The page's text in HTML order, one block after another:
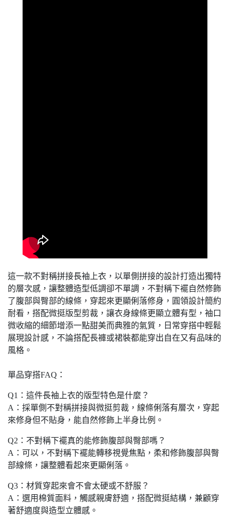
這一款不對稱拼接長袖上衣，以單側拼接的設計打造出獨特
的層次感，讓整體造型低調卻不單調，不對稱下襬自然修飾
了腹部與臀部的線條，穿起來更顯俐落修身，圓領設計簡約
耐看，搭配微挺版型剪裁，讓衣身線條更顯立體有型，袖口
微收縮的細節增添一點甜美而典雅的氣質，日常穿搭中輕鬆
展現設計感，不論搭配長褲或裙裝都能穿出自在又有品味的
風格。
單品穿搭FAQ：
Q1：這件長袖上衣的版型特色是什麼？
A：採單側不對稱拼接與微挺剪裁，線條俐落有層次，穿起
來修身但不貼身，能自然修飾上半身比例。
Q2：不對稱下襬真的能修飾腹部與臀部嗎？
A：可以，不對稱下襬能轉移視覺焦點，柔和修飾腹部與臀
部線條，讓整體看起來更顯俐落。
Q3：材質穿起來會不會太硬或不舒服？
A：選用棉質面料，觸感親膚舒適，搭配微挺結構，兼顧穿
著舒適度與造型立體感。